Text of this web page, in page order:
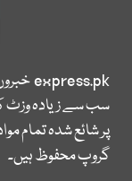
express.pk
سب سے زیادہ وزٹ
پر شائع شدہ تمام
گروپ محفوظ ہیں۔